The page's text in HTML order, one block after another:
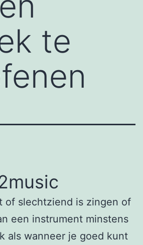
te
of slechtziend is zingen of
een instrument minstens
als wanneer je goed kunt